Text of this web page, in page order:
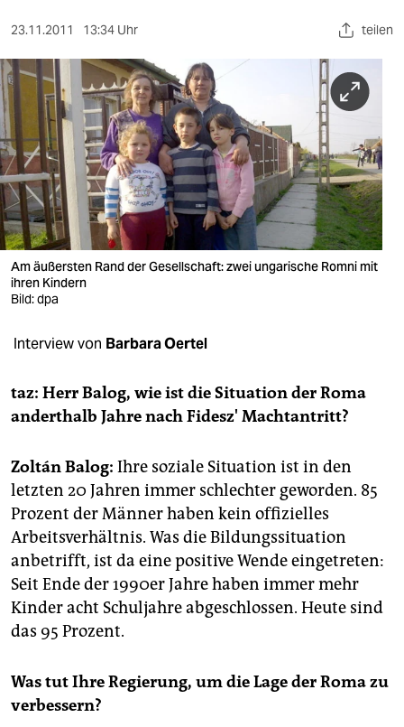
sport
berlin
nord
wahrheit
verlag
verlag
veranstaltungen
shop
fragen & hilfe
epaper login
23.11.2011 13:34 Uhr teilen
Am äußersten Rand der Gesellschaft: zwei ungarische Romni mit
ihren Kindern
Bild: dpa
Interview von Barbara Oertel
taz: Herr Balog, wie ist die Situation der Roma
anderthalb Jahre nach Fidesz' Machtantritt?
Zoltán Balog: Ihre soziale Situation ist in den
letzten 20 Jahren immer schlechter geworden. 85
Prozent der Männer haben kein offizielles
Arbeitsverhältnis. Was die Bildungssituation
anbetrifft, ist da eine positive Wende eingetreten:
Seit Ende der 1990er Jahre haben immer mehr
Kinder acht Schuljahre abgeschlossen. Heute sind
das 95 Prozent.
Was tut Ihre Regierung, um die Lage der Roma zu
verbessern?